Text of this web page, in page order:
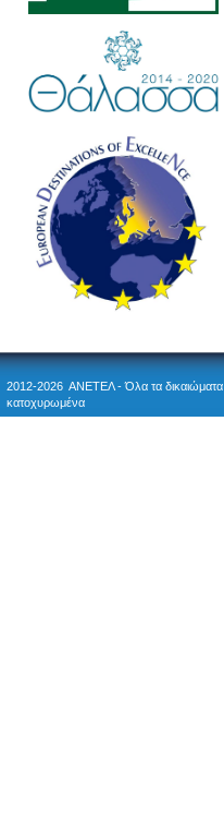
2012-2026 ΑΝΕΤΕΛ - Όλα τα δικαιώματα
κατοχυρωμένα